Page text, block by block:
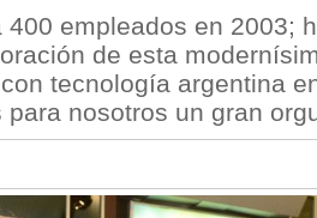
400 empleados en 2003;
de esta
tecnología argentina
para nosotros un gran